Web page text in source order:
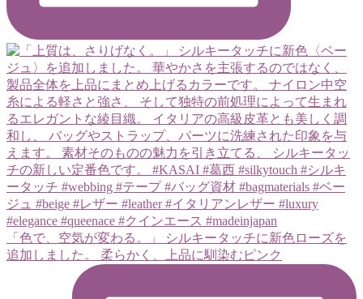
「色で、空気が変わる。」 シルキータッチに新色ローズを
追加しました。 柔らかく、上品に馴染むピンク